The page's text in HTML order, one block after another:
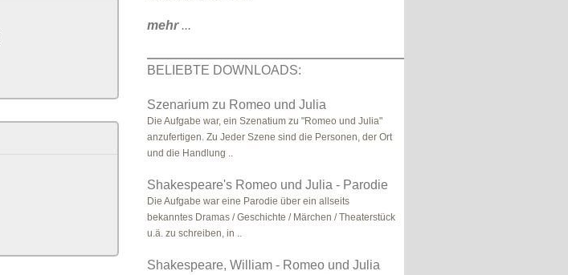
mehr...
BELIEBTE DOWNLOADS:
Szenarium zu Romeo und Julia
Die Aufgabe war, ein Szenatium zu "Romeo und Julia"
anzufertigen. Zu Jeder Szene sind die Personen, der Ort
und die Handlung ..
Shakespeare's Romeo und Julia - Parodie
Die Aufgabe war eine Parodie über ein allseits
bekanntes Dramas / Geschichte / Märchen / Theaterstück
u.ä. zu schreiben, in ..
Shakespeare, William - Romeo und Julia